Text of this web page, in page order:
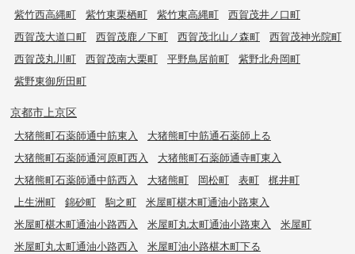
紫竹西高縄町
紫竹東栗栖町 紫竹東高縄町
西賀茂井ノ口町
西賀茂大道口町
西賀茂鹿ノ下町 西賀茂北山ノ森町
西賀茂神光院町
西賀茂丸川町
西賀茂南大栗町 平野鳥居前町
紫野北舟岡町
紫野東御所田町
京都市上京区
大猪熊町石薬師通中筋東入
大猪熊町中筋通石薬師上る
大猪熊町石薬師通河原町西入
大猪熊町石薬師通寺町東入
大猪熊町石薬師通中筋西入
大猪熊町 岡松町 表町
梶井町
上生洲町
錦砂町 駒之町
米屋町椹木町通油小路東入
米屋町椹木町通油小路西入
米屋町丸太町通油小路東入
米屋町
米屋町丸太町通油小路西入
米屋町油小路椹木町下る